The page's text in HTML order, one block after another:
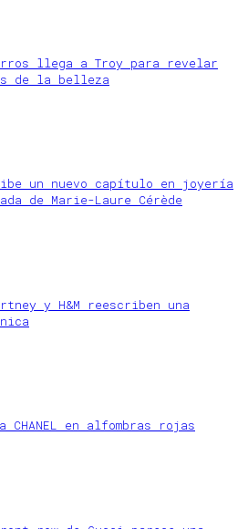
llega a Troy para revelar
de la belleza
un nuevo capítulo en joyería
de Marie-Laure Cérède
y H&M reescriben una
CHANEL en alfombras rojas